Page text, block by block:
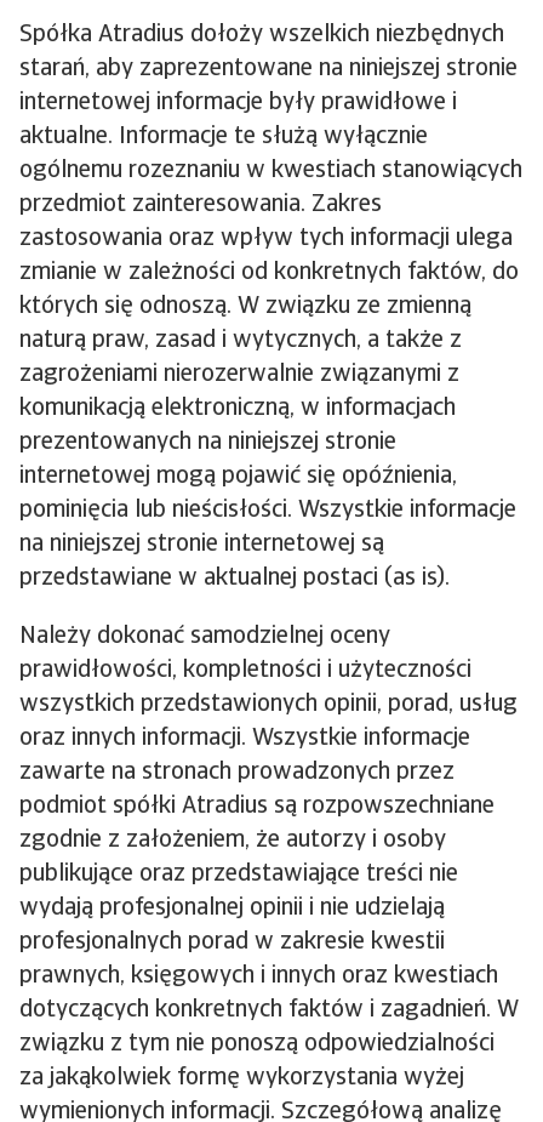
Spółka Atradius dołoży wszelkich niezbędnych
starań, aby zaprezentowane na niniejszej stronie
internetowej informacje były prawidłowe i
aktualne. Informacje te służą wyłącznie
ogólnemu rozeznaniu w kwestiach stanowiących
przedmiot zainteresowania. Zakres
zastosowania oraz wpływ tych informacji ulega
zmianie w zależności od konkretnych faktów, do
których się odnoszą. W związku ze zmienną
naturą praw, zasad i wytycznych, a także z
zagrożeniami nierozerwalnie związanymi z
komunikacją elektroniczną, w informacjach
prezentowanych na niniejszej stronie
internetowej mogą pojawić się opóźnienia,
pominięcia lub nieścisłości. Wszystkie informacje
na niniejszej stronie internetowej są
przedstawiane w aktualnej postaci (as is).
Należy dokonać samodzielnej oceny
prawidłowości, kompletności i użyteczności
wszystkich przedstawionych opinii, porad, usług
oraz innych informacji. Wszystkie informacje
zawarte na stronach prowadzonych przez
podmiot spółki Atradius są rozpowszechniane
zgodnie z założeniem, że autorzy i osoby
publikujące oraz przedstawiające treści nie
wydają profesjonalnej opinii i nie udzielają
profesjonalnych porad w zakresie kwestii
prawnych, księgowych i innych oraz kwestiach
dotyczących konkretnych faktów i zagadnień. W
związku z tym nie ponoszą odpowiedzialności
za jakąkolwiek formę wykorzystania wyżej
wymienionych informacji. Szczegółową analizę